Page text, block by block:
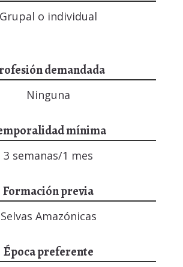
Grupal o individual
demandada
Ninguna
mínima
3 semanas/1 mes
Formación previa
Selvas Amazónicas
Época preferente